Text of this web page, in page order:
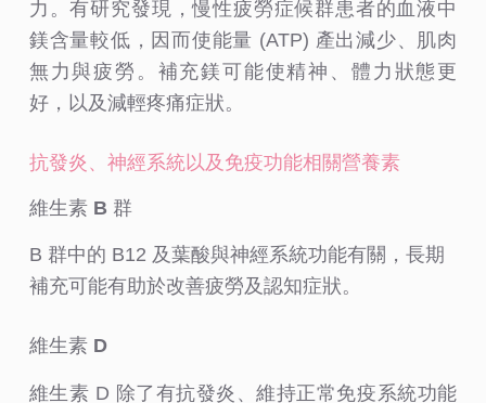
力。有研究發現，慢性疲勞症候群患者的血液中
鎂含量較低，因而使能量 (ATP) 產出減少、肌肉
無力與疲勞。補充鎂可能使精神、體力狀態更
好，以及減輕疼痛症狀。
抗發炎、神經系統以及免疫功能相關營養素
維生素 B 群
B 群中的 B12 及葉酸與神經系統功能有關，長期
補充可能有助於改善疲勞及認知症狀。
維生素 D
維生素 D 除了有抗發炎、維持正常免疫系統功能